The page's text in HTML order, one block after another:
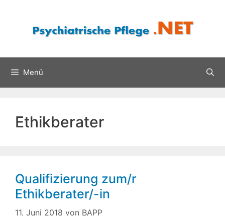
Menü
Ethikberater
Qualifizierung zum/r
Ethikberater/-in
11. Juni 2018 von BAPP